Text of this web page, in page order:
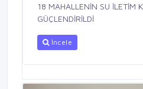
18 MAHALLENİN SU İLETİM
GÜÇLENDİRİLDİ
İncele